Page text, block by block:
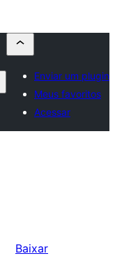
Enviar um plugin
Meus favoritos
Acessar
Baixar